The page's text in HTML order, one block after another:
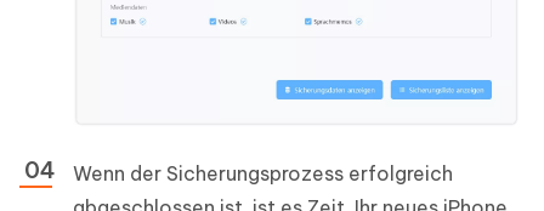
Wenn der Sicherungsprozess erfolgreich